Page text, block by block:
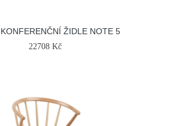
ŽIDLE NOTE 5
22708 Kč